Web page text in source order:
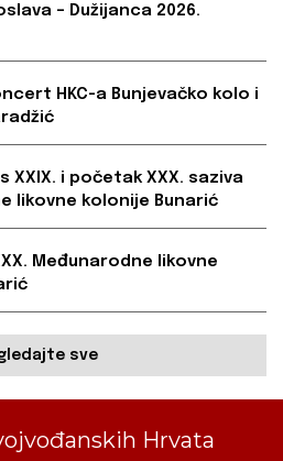
– Dužijanca 2026.
HKC-a Bunjevačko kolo i
XXIX. i početak XXX. saziva
likovne kolonije Bunarić
Međunarodne likovne
sve
Hrvata